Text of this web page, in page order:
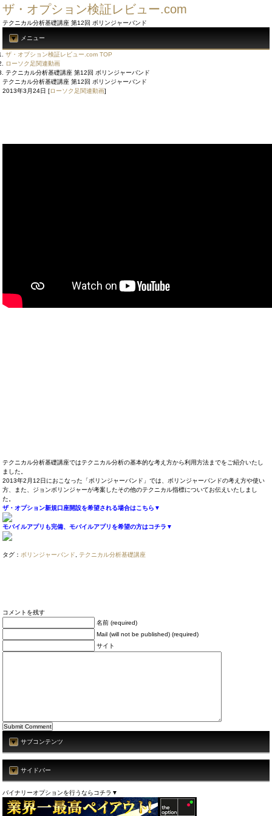
ザ・オプション検証レビュー.com
テクニカル分析基礎講座 第12回 ボリンジャーバンド
メニュー
ザ・オプション検証レビュー.com TOP
ローソク足関連動画
テクニカル分析基礎講座 第12回 ボリンジャーバンド
テクニカル分析基礎講座 第12回 ボリンジャーバンド
2013年3月24日 [ローソク足関連動画]
テクニカル分析基礎講座ではテクニカル分析の基本的な考え方から利用方法までをご紹介いたし
ました。
2013年2月12日におこなった「ボリンジャーバンド」では、ボリンジャーバンドの考え方や使い
方、また、ジョンボリンジャーが考案したその他のテクニカル指標についてお伝えいたしまし
た。
ザ・オプション新規口座開設を希望される場合はこちら▼
モバイルアプリも完備、モバイルアプリを希望の方はコチラ▼
タグ： ボリンジャーバンド テクニカル分析基礎講座
コメントを残す
名前 (required)
Mail (will not be published) (required)
サイト
サブコンテンツ
サイドバー
バイナリーオプションを行うならコチラ▼